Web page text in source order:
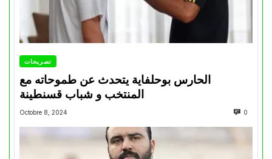
تصريحات
الحارس بوحلفاية يتحدث عن طموحاته مع
المنتخب و شباب قسنطينة
Octobre 8, 2024 0